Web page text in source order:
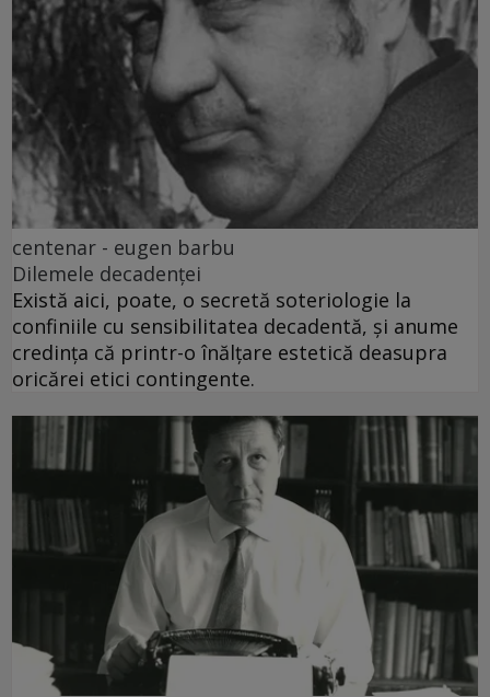
centenar - eugen barbu
Dilemele decadenței
Există aici, poate, o secretă soteriologie la
confiniile cu sensibilitatea decadentă, și anume
credința că printr-o înălțare estetică deasupra
oricărei etici contingente.